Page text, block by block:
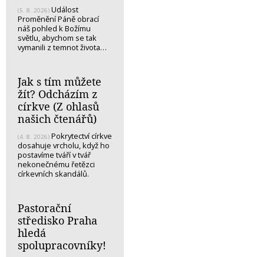
(5. 8. 2026) Událost
Proměnění Páně obrací
náš pohled k Božímu
světlu, abychom se tak
vymanili z temnot života…
Jak s tím můžete
žít? Odcházím z
církve (Z ohlasů
našich čtenářů)
(4. 8. 2026) Pokrytectví církve
dosahuje vrcholu, když ho
postavíme tváří v tvář
nekonečnému řetězci
církevních skandálů.
Pastorační
středisko Praha
hledá
spolupracovníky!